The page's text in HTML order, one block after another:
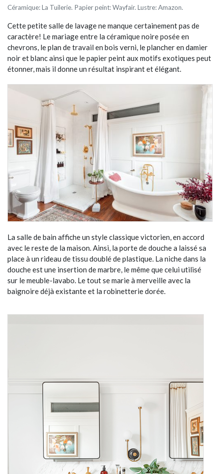
Céramique: La Tuilerie. Papier peint: Wayfair. Lustre: Amazon.
Cette petite salle de lavage ne manque certainement pas de
caractère! Le mariage entre la céramique noire posée en
chevrons, le plan de travail en bois verni, le plancher en damier
noir et blanc ainsi que le papier peint aux motifs exotiques peut
étonner, mais il donne un résultat inspirant et élégant.
La salle de bain affiche un style classique victorien, en accord
avec le reste de la maison. Ainsi, la porte de douche a laissé sa
place à un rideau de tissu doublé de plastique. La niche dans la
douche est une insertion de marbre, le même que celui utilisé
sur le meuble-lavabo. Le tout se marie à merveille avec la
baignoire déjà existante et la robinetterie dorée.